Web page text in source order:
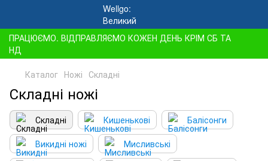
ПРАЦЮЄМО. ВІДПРАВЛЯЄМО КОЖЕН ДЕНЬ КРІМ СБ ТА
НД
Каталог Ножі Складні
Складні ножі
Складні Кишенькові
Балісонги
Викидні ножі
Мисливські